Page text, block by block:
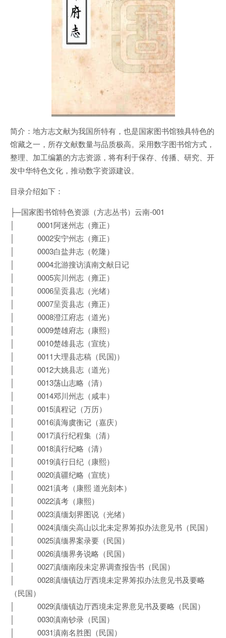
简介：地方志文献为我国所特有，也是国家图书馆独具特色的
馆藏之一，所存文献数量与品质极高。采用数字图书馆方式，
整理、加工编纂的方志资源，将有利于保存、传播、研究、开
发中华特色文化，推动数字资源建设。
目录介绍如下：
├─国家图书馆特色资源（方志丛书）云南-001
│ 0001阿迷州志（雍正）
│ 0002安宁州志（雍正）
│ 0003白盐井志（乾隆）
│ 0004北游搜访滇南文献日记
│ 0005宾川州志（雍正）
│ 0006呈贡县志（光绪）
│ 0007呈贡县志（雍正）
│ 0008澄江府志（道光）
│ 0009楚雄府志（康熙）
│ 0010楚雄县志（宣统）
│ 0011大理县志稿（民国)）
│ 0012大姚县志（道光）
│ 0013荡山志略（清）
│ 0014邓川州志（咸丰）
│ 0015滇程记（万历）
│ 0016滇海虞衡记（嘉庆）
│ 0017滇行纪程集（清）
│ 0018滇行纪略（清）
│ 0019滇行日纪（康熙）
│ 0020滇疆纪略（宣统）
│ 0021滇考（康熙 道光刻本）
│ 0022滇考（康熙）
│ 0023滇缅划界图说（光绪）
│ 0024滇缅尖高山以北未定界筹拟办法意见书（民国）
│ 0025滇缅界案录要（民国）
│ 0026滇缅界务说略（民国）
│ 0027滇缅南段未定界调查报告书（民国）
│ 0028滇缅镇边厅西境未定界筹拟办法意见书及要略
（民国）
│ 0029滇缅镇边厅西境未定界意见书及要略（民国）
│ 0030滇南钞录（民国）
│ 0031滇南名胜图（民国）